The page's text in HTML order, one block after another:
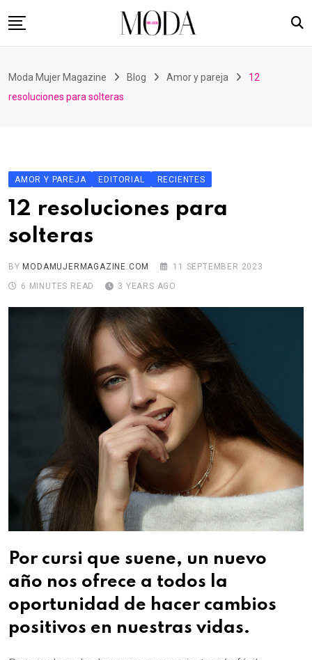
to
Nuestras Revistas
Contacto
Moda Mujer Magazine Blog Amor y pareja
12
resoluciones para solteras
AMOR Y PAREJA EDITORIAL RECIENTES
12 resoluciones para
solteras
BY MODAMUJERMAGAZINE.COM
11 SEPTEMBER 2023
6 MINUTES READ
3 YEARS AGO
Por cursi que suene, un nuevo
año nos ofrece a todos la
oportunidad de hacer cambios
positivos en nuestras vidas.